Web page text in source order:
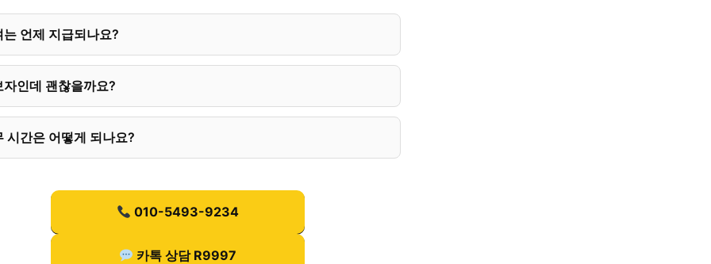
는 언제 지급되나요?
자인데 괜찮을까요?
시간은 어떻게 되나요?
010-5493-9234
카톡 상담 R9997